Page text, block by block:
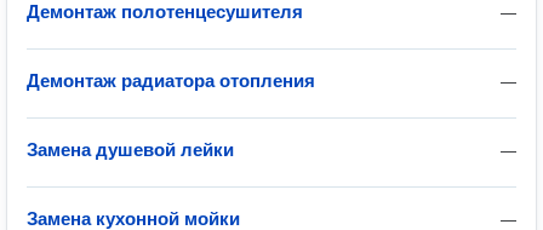
—
Демонтаж полотенцесушителя
—
Демонтаж радиатора отопления
—
Замена душевой лейки
—
Замена кухонной мойки